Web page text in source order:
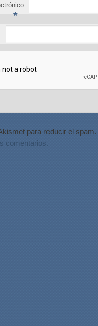
*
para reducir el spam.
comentarios.